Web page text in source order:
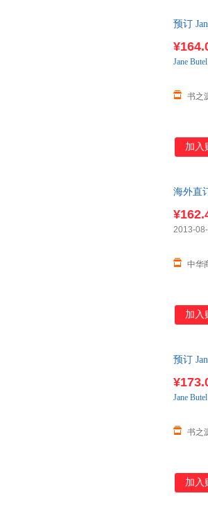
预订
书之
Jane Butel
加入
海外直
中华
2013-
加入
预订
书之
Jane Butel
加入